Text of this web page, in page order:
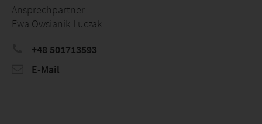
Ansprechpartner
Ewa Owsianik-Luczak
+48 501713593
E-Mail